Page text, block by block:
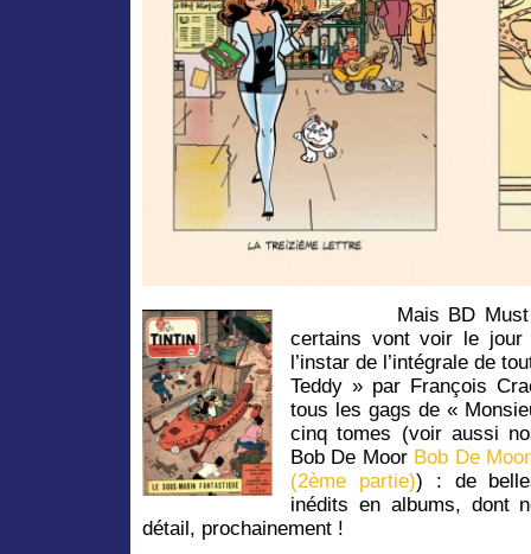
Mais BD
certains vont voir le jour
l’instar de l’intégrale de
Teddy » par François
tous les gags de «
cinq tomes (voir aussi
Bob De Moor Bob De
(2ème partie)) : de
inédits en albums, dont
détail, prochainement !